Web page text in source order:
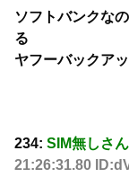
ソフトバンクな
る
ヤフーバックア
234: SIM無しさ
21:26:31.80